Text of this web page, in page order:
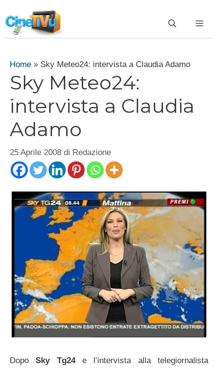
al
contenuto
Home » Sky Meteo24: intervista a Claudia Adamo
Sky Meteo24:
intervista a Claudia
Adamo
25 Aprile 2008 di Redazione
DopoSky Tg24e l’intervista alla telegiornalista